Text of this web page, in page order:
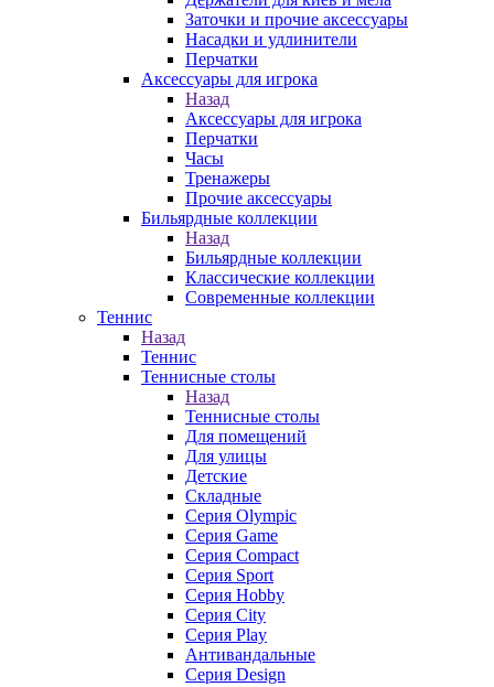
Заточки и прочие аксессуары
Насадки и удлинители
Перчатки
Аксессуары для игрока
Назад
Аксессуары для игрока
Перчатки
Часы
Тренажеры
Прочие аксессуары
Бильярдные коллекции
Назад
Бильярдные коллекции
Классические коллекции
Современные коллекции
Теннис
Назад
Теннис
Теннисные столы
Назад
Теннисные столы
Для помещений
Для улицы
Детские
Складные
Серия Olympic
Серия Game
Серия Compact
Серия Sport
Серия Hobby
Серия City
Серия Play
Антивандальные
Серия Design